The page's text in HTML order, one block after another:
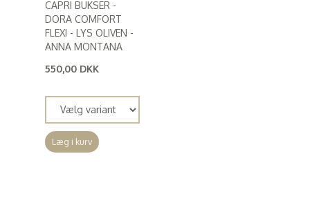
CAPRI BUKSER -
DORA COMFORT
FLEXI - LYS OLIVEN -
ANNA MONTANA
550,00 DKK
Læg i kurv